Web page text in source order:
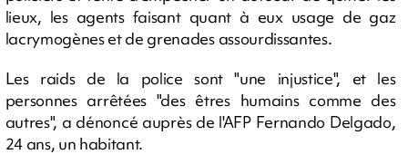
lieux, les agents faisant quant à eux usage de gaz
lacrymogènes et de grenades assourdissantes.
Les raids de la police sont "une injustice", et les
personnes arrêtées "des êtres humains comme des
autres", a dénoncé auprès de l'AFP Fernando Delgado,
24 ans, un habitant.